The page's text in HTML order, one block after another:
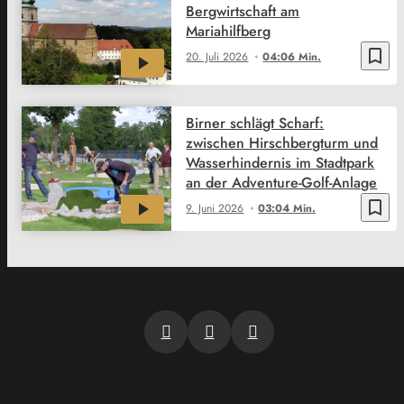
bookmark_border
20. Juli 2026 04:06 Min.
Bergwirtschaft am
Mariahilfberg
bookmark_border
9. Juni 2026 03:04 Min.
Birner schlägt Scharf:
zwischen Hirschbergturm und
Wasserhindernis im Stadtpark
an der Adventure-Golf-Anlage